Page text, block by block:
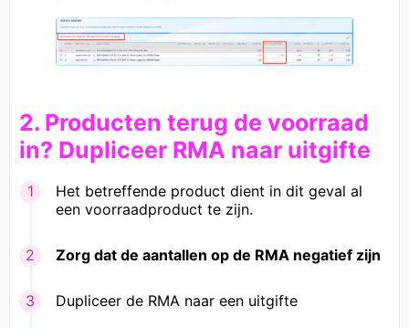
2. Producten terug de voorraad
in? Dupliceer RMA naar uitgifte
Het betreffende product dient in dit geval al
een voorraadproduct te zijn.
Zorg dat de aantallen op de RMA negatief zijn
Dupliceer de RMA naar een uitgifte